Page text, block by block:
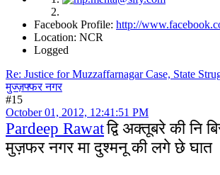
Facebook Profile: http://
Location: NCR
Logged
Re: Justice for Muzzaffarnagar Case, State
मुज्ज़फ्फर नगर
#15
October 01, 2012, 12:41:51 PM
Pardeep Rawatद्वि अक्तूबरे की नि
मुज़फर नगर मा दुश्मनू की लगे छे घात